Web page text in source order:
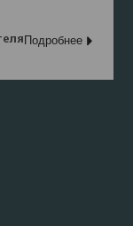
Подробнее